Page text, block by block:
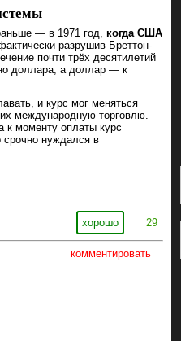
— в 1971 год, когда США
разрушив Бреттон-
почти трёх десятилетий
доллара, а доллар — к
и курс мог меняться
международную торговлю.
к моменту оплаты курс
нуждался в
хорошо 29
комментировать